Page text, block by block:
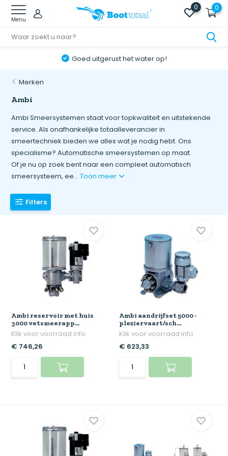
Menu
0 0
Online retourneren: snel &
Merken
Ambi
Ambi Smeersystemen staat voor topkwaliteit en uitstekende
service. Als onafhankelijke totaalleverancier in
smeertechniek bieden we alles wat je nodig hebt. Ons
specialisme? Automatische smeersystemen op maat.
Of je nu op zoek bent naar een compleet automatisch
smeersysteem, ee...Toon meer
Filters
Ambi reservoir met huis
3000 vetsmeerapp...
Klik voor voorraad info
€ 746,26
Ambi aandrijfset 5000 -
pleziervaart/sch...
Klik voor voorraad info
€ 623,33